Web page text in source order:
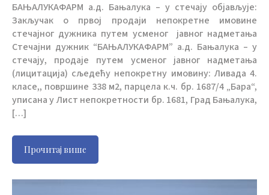
БАЊАЛУКАФАРМ a.д. Бањалука – у стечају објављује:
Закључак о првој продаји непокретне имовине
стечајног дужника путем усменог јавног надметања
Стечајни дужник “БАЊАЛУКАФАРМ” а.д. Бањалука – у
стечају, продаје путем усменог јавног надметања
(лицитација) сљедећу непокретну имовину: Ливада 4.
класе,, површине 338 м2, парцела к.ч. бр. 1687/4 „Бара“,
уписана у Лист непокретности бр. 1681, Град Бањалука,
[…]
Прочитај више